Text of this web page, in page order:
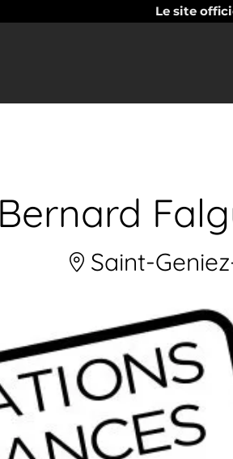
Le site
Bernard
Saint-